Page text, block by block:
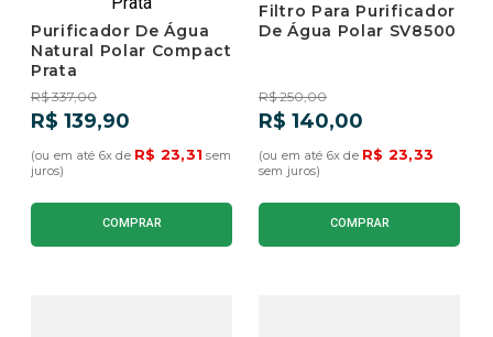
Purificador De Água
Natural Polar Compact
Prata
R$ 337,00
R$ 139,90
(ou em até 6x de R$ 23,31 sem
juros)
COMPRAR
Filtro Para Purificador
De Água Polar SV8500
R$ 250,00
R$ 140,00
(ou em até 6x de R$ 23,33
sem juros)
COMPRAR